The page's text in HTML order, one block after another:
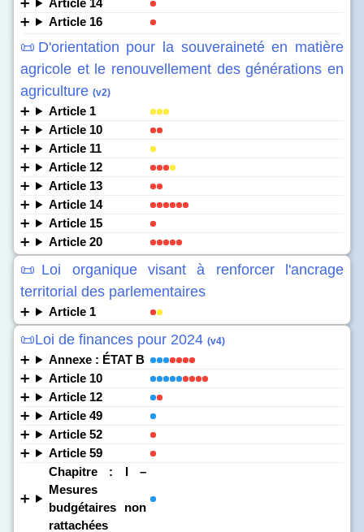
Article 14
Article 16
📜D'orientation pour la souveraineté en matière
agricole et le renouvellement des générations en
agriculture (v2)
Article 1
Article 10
Article 11
Article 12
Article 13
Article 14
Article 15
Article 20
📜Loi organique visant à renforcer l'ancrage
territorial des parlementaires
Article 1
📜Loi de finances pour 2024 (v4)
Annexe : ÉTAT B
Article 10
Article 12
Article 49
Article 52
Article 59
Chapitre : I –
Mesures
budgétaires non
rattachées